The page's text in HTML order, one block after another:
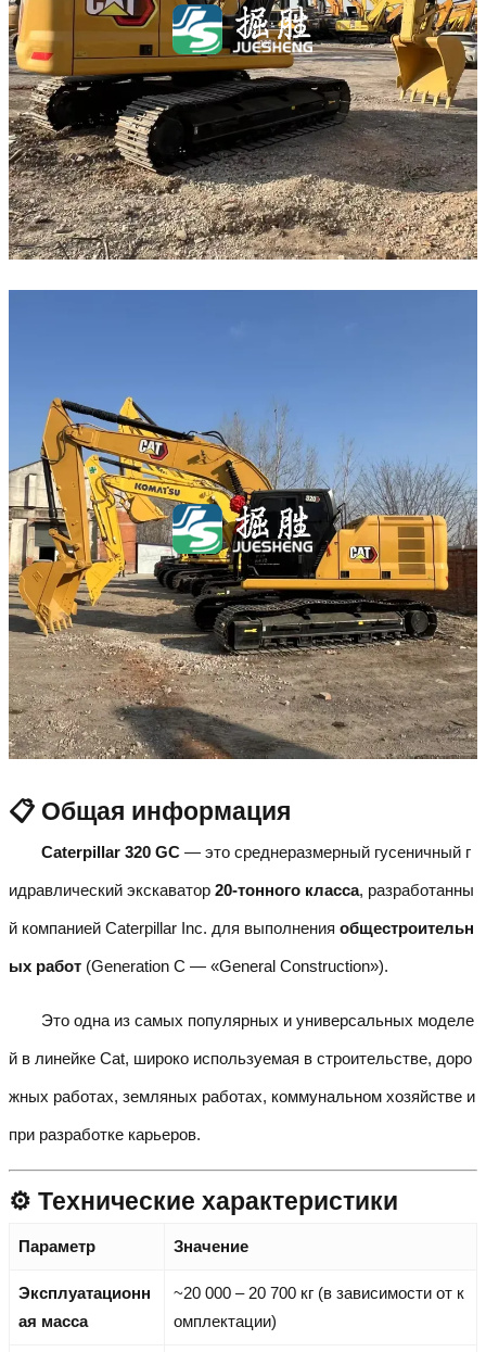
📋 Общая информация
Caterpillar 320 GC — это среднеразмерный гусеничный г
идравлический экскаватор 20-тонного класса, разработанны
й компанией Caterpillar Inc. для выполнения общестроительн
ых работ (Generation C — «General Construction»).
Это одна из самых популярных и универсальных моделе
й в линейке Cat, широко используемая в строительстве, доро
жных работах, земляных работах, коммунальном хозяйстве и
при разработке карьеров.
⚙️ Технические характеристики
Параметр Значение
Эксплуатационн
ая масса
~20 000 – 20 700 кг (в зависимости от к
омплектации)